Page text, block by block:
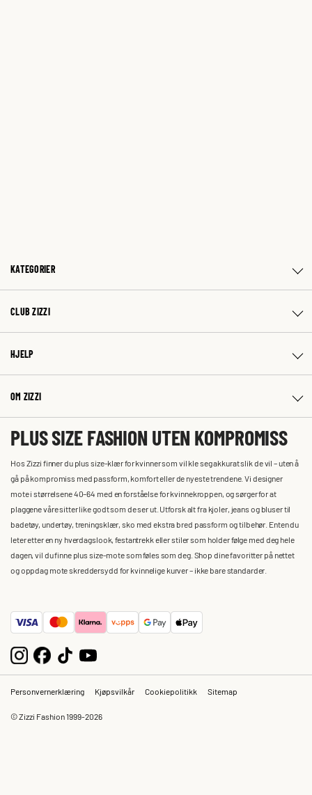
KATEGORIER
CLUB ZIZZI
HJELP
OM ZIZZI
PLUS SIZE FASHION UTEN KOMPROMISS
Hos Zizzi finner du plus size-klær for kvinner som vil kle seg akkurat slik de vil – uten å
gå på kompromiss med passform, komfort eller de nyeste trendene. Vi designer
mote i størrelsene 40–64 med en forståelse for kvinnekroppen, og sørger for at
plaggene våre sitter like godt som de ser ut. Utforsk alt fra kjoler, jeans og bluser til
badetøy, undertøy, treningsklær, sko med ekstra bred passform og tilbehør. Enten du
leter etter en ny hverdagslook, festantrekk eller stiler som holder følge med deg hele
dagen, vil du finne plus size-mote som føles som deg. Shop dine favoritter på nettet
og oppdag mote skreddersydd for kvinnelige kurver – ikke bare standarder.
Personvernerklæring Kjøpsvilkår Cookiepolitikk Sitemap
© Zizzi Fashion 1999-2026